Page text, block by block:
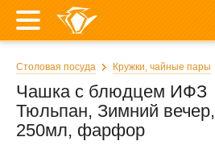
Столовая посуда Кружки, чайные пары
Чашка с блюдцем ИФЗ
Тюльпан, Зимний вечер,
250мл, фарфор